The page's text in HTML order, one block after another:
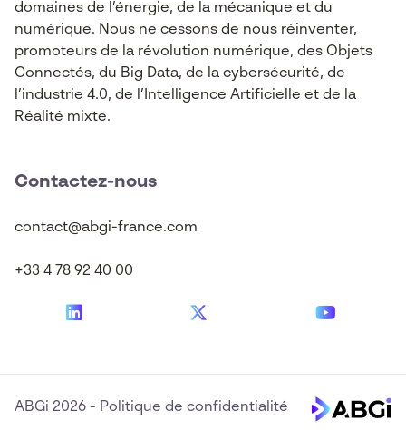
domaines de l’énergie, de la mécanique et du
numérique. Nous ne cessons de nous réinventer,
promoteurs de la révolution numérique, des Objets
Connectés, du Big Data, de la cybersécurité, de
l’industrie 4.0, de l’Intelligence Artificielle et de la
Réalité mixte.
Contactez-nous
contact@abgi-france.com
+33 4 78 92 40 00
ABGi 2026 - Politique de confidentialité